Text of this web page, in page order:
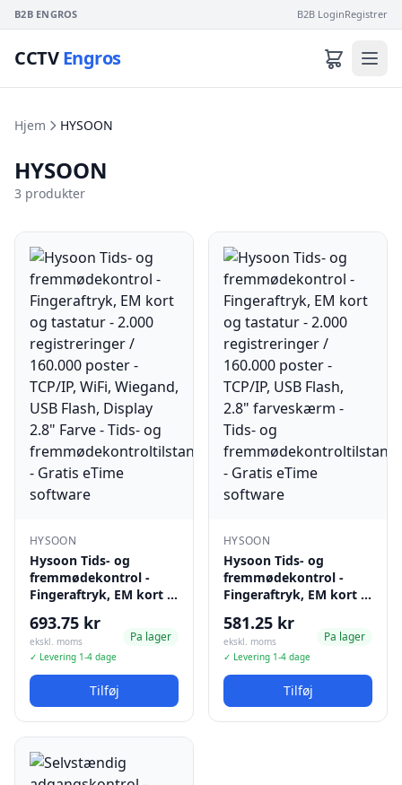
B2B ENGROS B2B LoginRegistrer
CCTVEngros
Hjem HYSOON
HYSOON
3 produkter
HYSOON
Hysoon Tids- og
fremmødekontrol -
Fingeraftryk, EM kort …
693.75 kr
ekskl. moms
✓ Levering 1-4 dage
Pa lager
Tilføj
HYSOON
Hysoon Tids- og
fremmødekontrol -
Fingeraftryk, EM kort …
581.25 kr
ekskl. moms
✓ Levering 1-4 dage
Pa lager
Tilføj